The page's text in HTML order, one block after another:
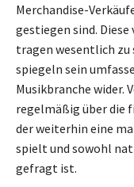
Merchandise-
gestiegen sind.
tragen wesentlich zu
spiegeln sein
Musikbranche wider.
regelmäßig über die
der weiterhin eine
spielt und sowohl
gefragt ist.